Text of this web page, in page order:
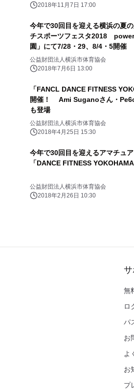
2018年11月7日 17:00
今年で30回目を迎える横浜の夏
チスポーツフェスタ2018
園」にて7/28・29、8/4・5開催
公益財団法人横浜市体育協会
2018年7月6日 13:00
「FANCL DANCE FITNESS
開催！ Ami Suganoさん・
も登場
公益財団法人横浜市体育協会
2018年4月25日 15:30
今年で30回目を迎えるアマチュ
「DANCE FITNESS
公益財団法人横浜市体育協会
2018年2月26日 10:30
サ
無
ロ
パ
お
よ
お
プ